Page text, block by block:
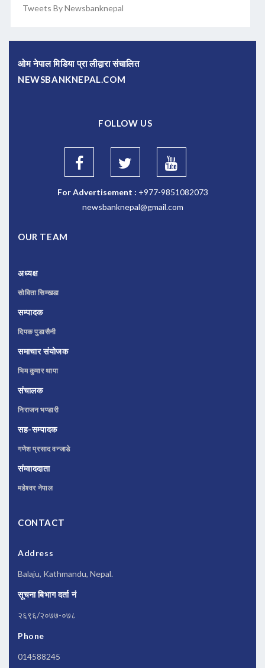
Tweets By Newsbanknepal
ओम नेपाल मिडिया प्रा लीद्वारा संचालित
NEWSBANKNEPAL.COM
FOLLOW US
For Advertisement : +977-9851082073
newsbanknepal@gmail.com
OUR TEAM
अध्यक्ष
सोविता सिम्खडा
सम्पादक
दिपक पुडासैनी
समाचार संयोजक
भिम कुमार थापा
संचालक
निराजन भण्डारी
सह-सम्पादक
गणेश प्रसाद वन्जाडे
संम्वाददाता
महेश्वर नेपाल
CONTACT
Address
Balaju, Kathmandu, Nepal.
सूचना बिभाग दर्ता नं
२६९६/२०७७-०७८
Phone
014588245